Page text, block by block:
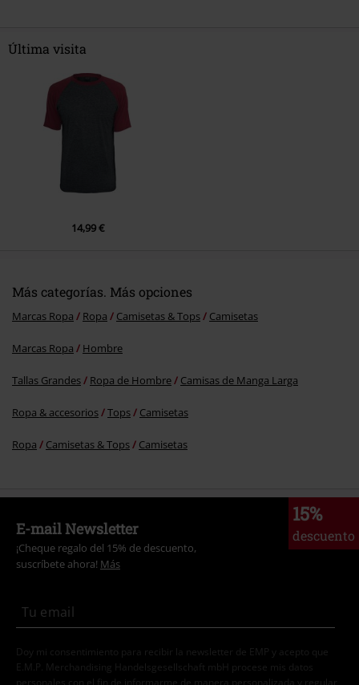
Enviar comentario
Última visita
14,99 €
Más categorías. Más opciones
Marcas Ropa Ropa Camisetas & Tops Camisetas
Marcas Ropa Hombre
Tallas Grandes Ropa de Hombre Camisas de Manga Larga
Ropa & accesorios Tops Camisetas
Ropa Camisetas & Tops Camisetas
15%
descuento
E-mail Newsletter
¡Cheque regalo del 15% de descuento,
suscríbete ahora! Más
Doy mi consentimiento para recibir la newsletter de EMP y acepto que
E.M.P. Merchandising Handelsgesellschaft mbH procese mis datos